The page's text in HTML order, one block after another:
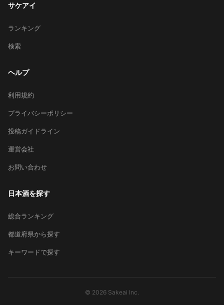
サケアイ
ランキング
検索
ヘルプ
利用規約
プライバシーポリシー
投稿ガイドライン
運営会社
お問い合わせ
日本酒を探す
総合ランキング
都道府県から探す
キーワードで探す
© 2026 Sakeai Inc.